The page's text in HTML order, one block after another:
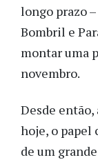
longo prazo
Bombril e
montar uma
novembro.
Desde então,
hoje, o papel
de um